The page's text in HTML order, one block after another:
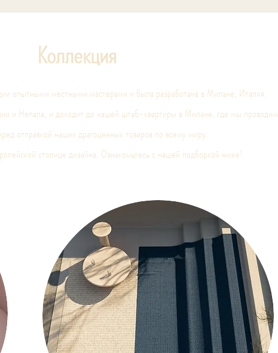
Коллекция
опытными местными мастерами и была разработана в Милане, Италия.
и Непала, и доходит до нашей штаб-квартиры в Милане, где мы проводим
отправкой наших драгоценных товаров по всему миру.
столице дизайна. Ознакомьтесь с нашей подборкой ниже!